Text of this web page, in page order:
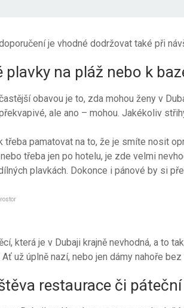
je vhodné dodržovat také při
plavky na pláž nebo k
obavou je to, zda mohou ženy v
ale ano – mohou. Jakékoliv
třeba pamatovat na to, že je smíte nosit
třeba jen po hotelu, je zde velmi
plavkách. Dokonce i pánové by si
která je v Dubaji krajně nevhodná, a to
už úplně nazí, nebo jen dámy nahoře
restaurace či